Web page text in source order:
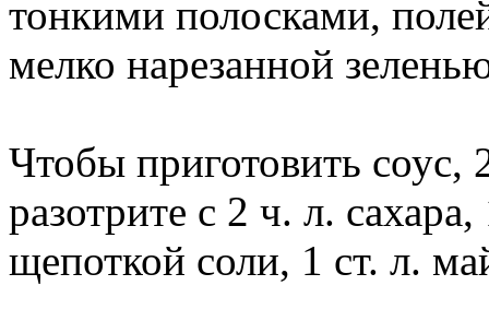
тонкими полосками,
мелко нарезанной
Чтобы приготовить соус,
разотрите с 2 ч. л.
щепоткой соли, 1 ст. л.